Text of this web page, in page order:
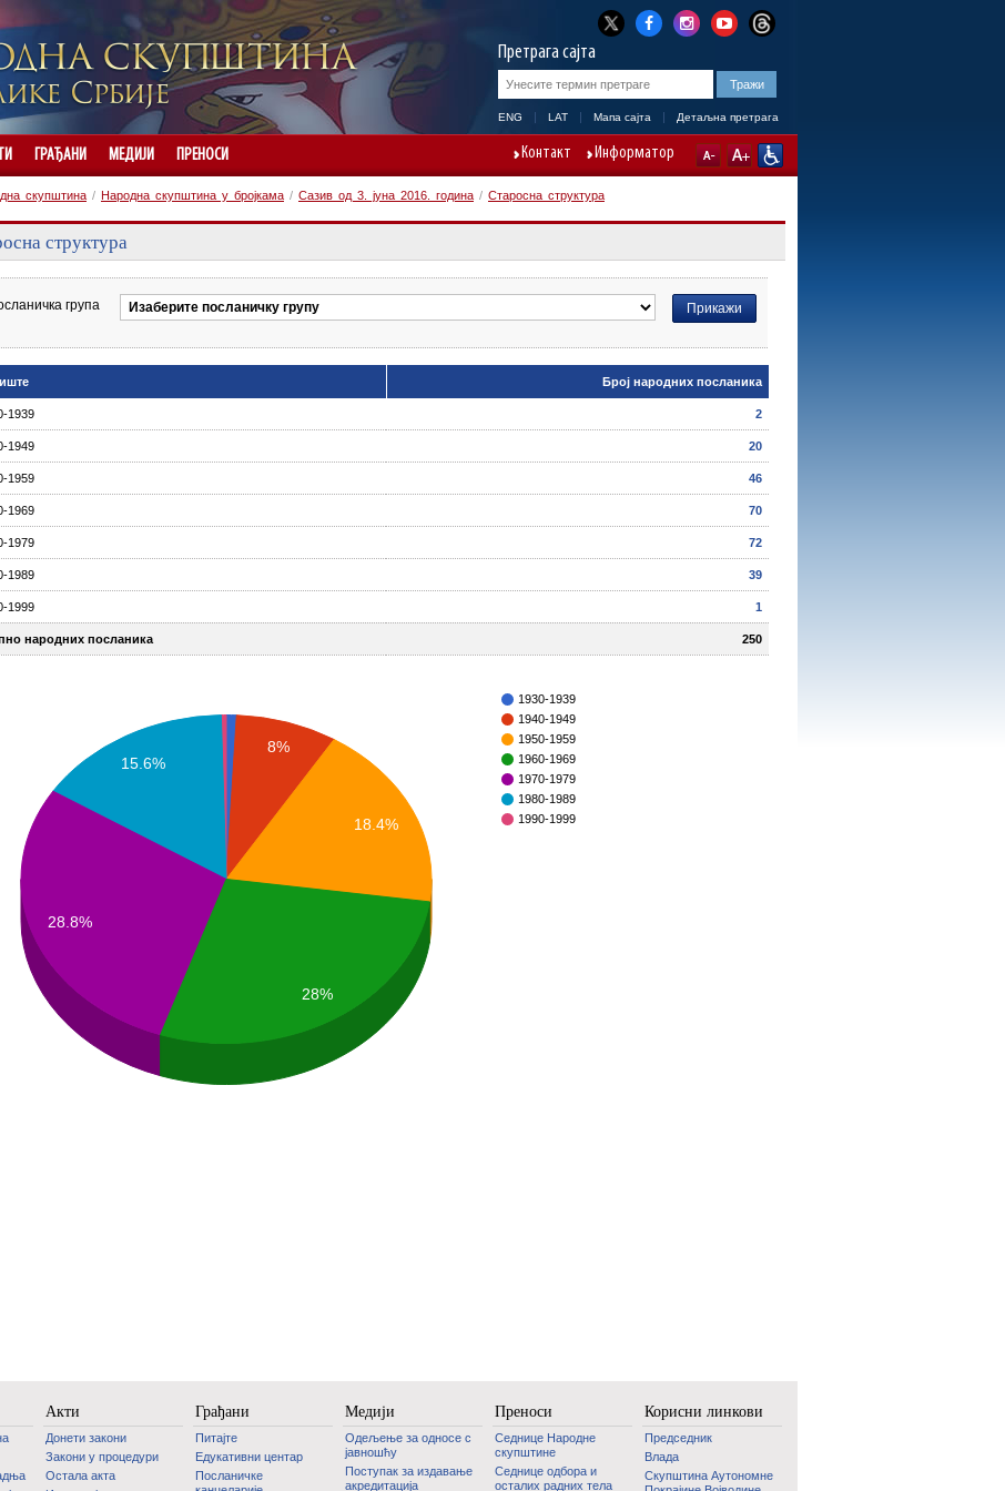
Претрага сајта
ENG LAT Мапа сајта Детаљна претрага
ГРАЂАНИ МЕДИЈИ ПРЕНОСИ Контакт Информатор
скупштина / Народна скупштина у бројкама / Сазив од 3. јуна 2016. година / Старосна структура
структура
група
Број народних посланика
1939 2
1949 20
1959 46
1969 70
1979 72
1989 39
1999 1
народних посланика 250
1930-1939
1940-1949
1950-1959
1960-1969
1970-1979
1980-1989
1990-1999
8%
18.4%
15.6%
28.8%
28%
Акти
Донети закони
Закони у процедури
Остала акта
Грађани
Питајте
Едукативни центар
Посланичке
Медији
Одељење за односе с
јавношћу
Поступак за издавање
акредитација
Преноси
Седнице Народне
скупштине
Седнице одбора и
осталих радних тела
Корисни линкови
Председник
Влада
Скупштина Аутономне